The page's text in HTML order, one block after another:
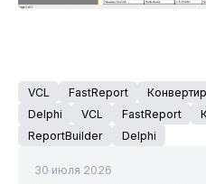
VCL FastReport
Delphi
VCL FastReport
ReportBuilder
Delphi
30 июля 2026